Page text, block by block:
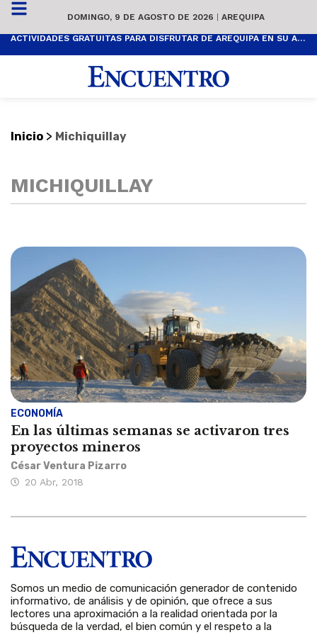
DOMINGO, 9 DE AGOSTO DE 2026 | AREQUIPA
ACTIVIDADES GRATUITAS PARA DISFRUTAR DE AREQUIPA EN SU ANIVERSARIO
Inicio > Michiquillay
MICHIQUILLAY
ECONOMÍA
En las últimas semanas se activaron tres
proyectos mineros
César Ventura Pizarro
20 Abr, 2018
Somos un medio de comunicación generador de contenido
informativo, de análisis y de opinión, que ofrece a sus
lectores una aproximación a la realidad orientada por la
búsqueda de la verdad, el bien común y el respeto a la